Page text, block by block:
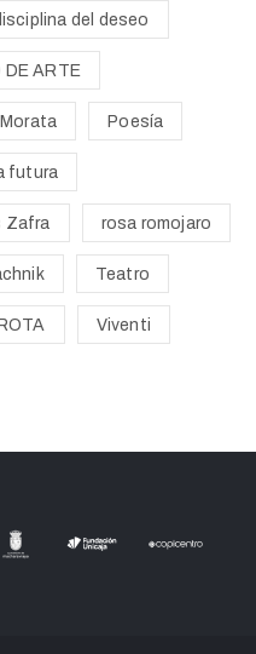
del deseo
DE ARTE
Poesía
futura
Zafra rosa romojaro
Teatro
Viventi